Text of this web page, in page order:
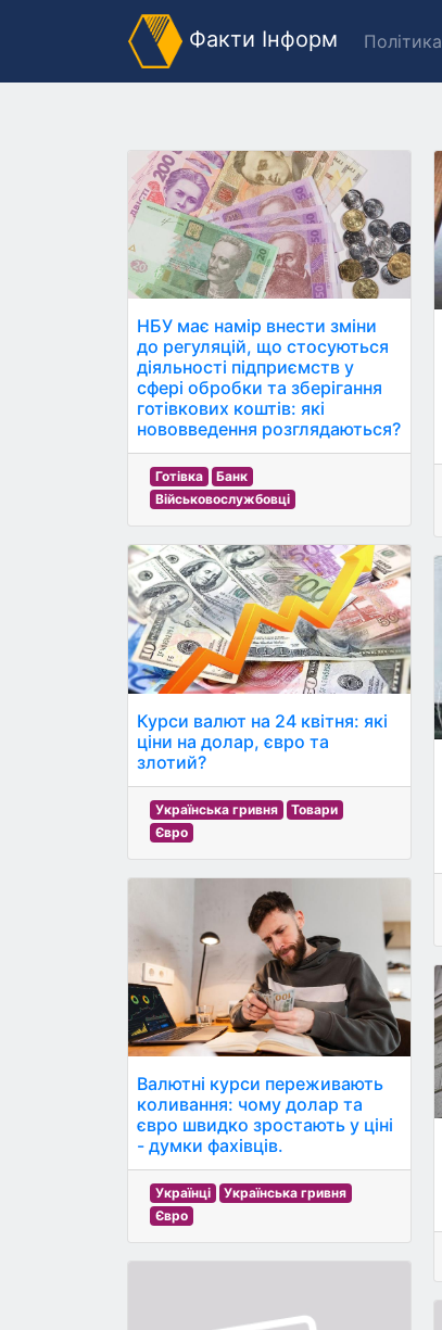
Факти Інформ Політика
НБУ має намір внести зміни
до регуляцій, що стосуються
діяльності підприємств у
сфері обробки та зберігання
готівкових коштів: які
нововведення розглядаються?
Готівка
Банк
Військовослужбовці
Курси валют на 24 квітня: які
ціни на долар, євро та
злотий?
Українська гривня
Товари
Євро
Валютні курси переживають
коливання: чому долар та
євро швидко зростають у ціні
- думки фахівців.
Українці
Українська гривня
Євро